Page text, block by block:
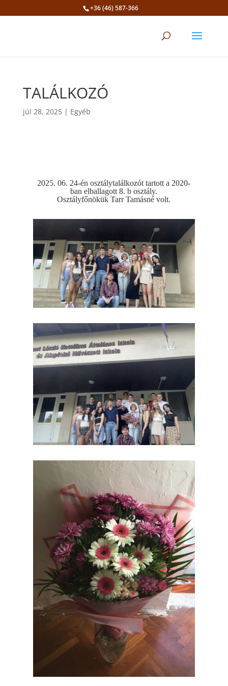
+36 (46) 587-366
TALÁLKOZÓ
júl 28, 2025| Egyéb
2025. 06. 24-én osztálytalálkozót tartott a 2020-
ban elballagott 8. b osztály.
Osztályfőnökük Tarr Tamásné volt.